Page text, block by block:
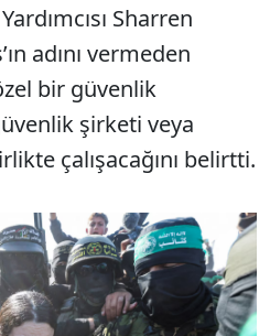
Sharren
adını vermeden
bir güvenlik
şirketi veya
çalışacağını belirtti.